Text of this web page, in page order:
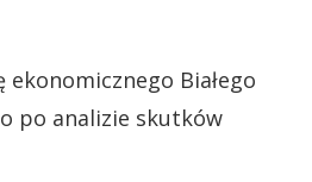
Białego
po analizie skutków